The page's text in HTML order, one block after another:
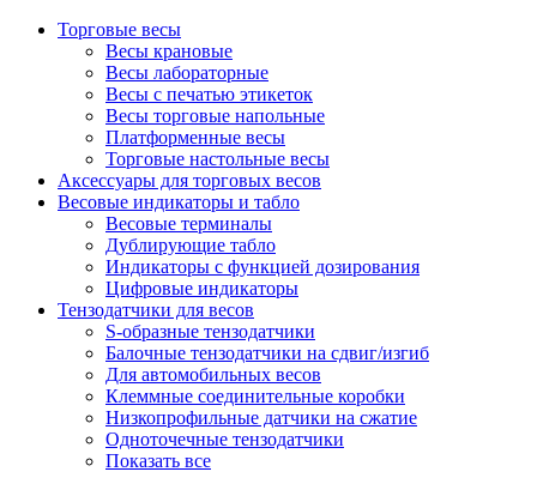
Торговые весы
Весы крановые
Весы лабораторные
Весы с печатью этикеток
Весы торговые напольные
Платформенные весы
Торговые настольные весы
Аксессуары для торговых весов
Весовые индикаторы и табло
Весовые терминалы
Дублирующие табло
Индикаторы с функцией дозирования
Цифровые индикаторы
Тензодатчики для весов
S-образные тензодатчики
Балочные тензодатчики на сдвиг/изгиб
Для автомобильных весов
Клеммные соединительные коробки
Низкопрофильные датчики на сжатие
Одноточечные тензодатчики
Показать все